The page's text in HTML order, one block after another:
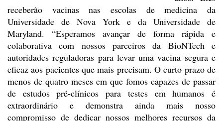
receberão vacinas nas escolas de medicina da
Universidade de Nova York e da Universidade de
Maryland. “Esperamos avançar de forma rápida e
colaborativa com nossos parceiros da BioNTech e
autoridades reguladoras para levar uma vacina segura e
eficaz aos pacientes que mais precisam. O curto prazo de
menos de quatro meses em que fomos capazes de passar
de estudos pré-clínicos para testes em humanos é
extraordinário e demonstra ainda mais nosso
compromisso de dedicar nossos melhores recursos da